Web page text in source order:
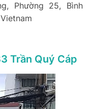
Phường 25, Bình
Trần Quý Cáp